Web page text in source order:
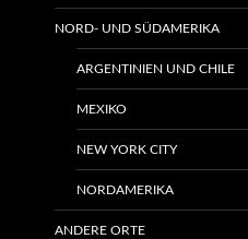
NORD- UND SÜDAMERIKA
ARGENTINIEN UND CHILE
MEXIKO
NEW YORK CITY
NORDAMERIKA
ANDERE ORTE